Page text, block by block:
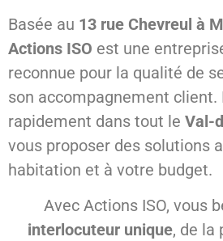
Basée au 13 rue Chevreul à
Actions ISO est une
reconnue pour la qualité de
son accompagnement client.
rapidement dans tout le Val-
vous proposer des solutions
habitation et à votre budget.
Avec Actions ISO, vous
interlocuteur unique, de la